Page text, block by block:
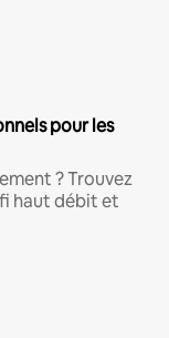
pour les
? Trouvez
haut débit et